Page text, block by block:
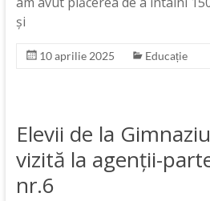
și
10 aprilie 2025 Educație
Elevii de la
vizită la agenții-
nr.6